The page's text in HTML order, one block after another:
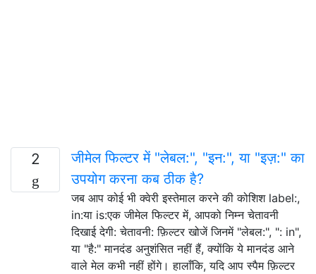
2
जीमेल फिल्टर में "लेबल:", "इन:", या "इज़:" का
उपयोग करना कब ठीक है?
जब आप कोई भी क्वेरी इस्तेमाल करने की कोशिश label:,
in:या is:एक जीमेल फिल्टर में, आपको निम्न चेतावनी
दिखाई देगी: चेतावनी: फ़िल्टर खोजें जिनमें "लेबल:", ": in",
या "है:" मानदंड अनुशंसित नहीं हैं, क्योंकि ये मानदंड आने
वाले मेल कभी नहीं होंगे। हालाँकि, यदि आप स्पैम फ़िल्टर